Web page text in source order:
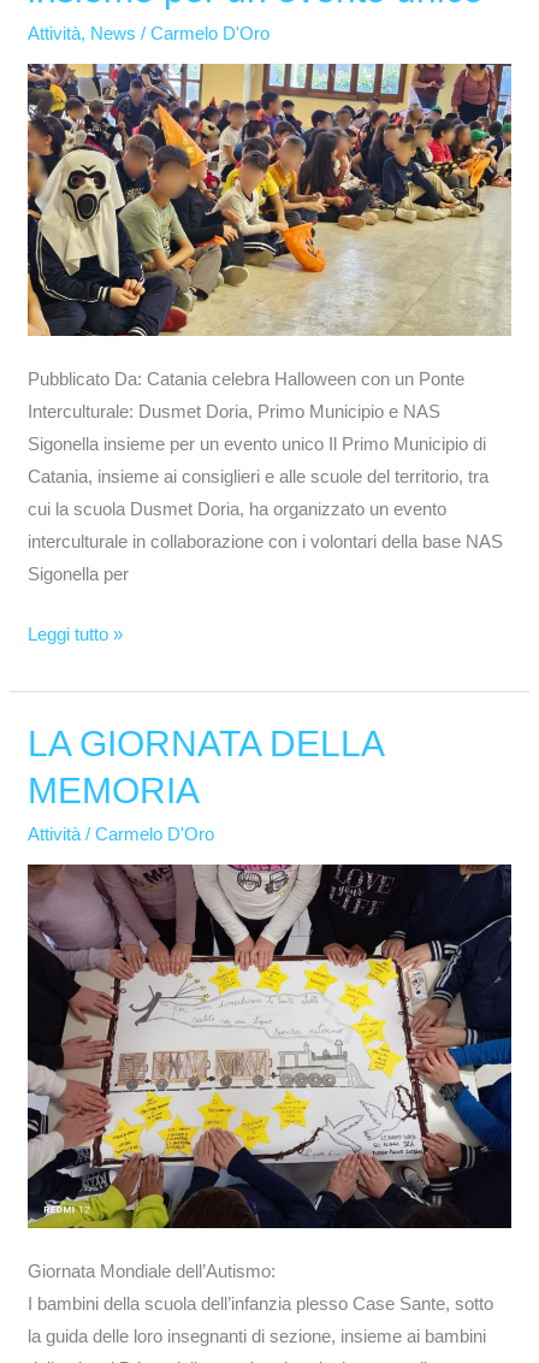
Attività, News /Carmelo D'Oro
Pubblicato Da: Catania celebra Halloween con un Ponte
Interculturale: Dusmet Doria, Primo Municipio e NAS
Sigonella insieme per un evento unico Il Primo Municipio di
Catania, insieme ai consiglieri e alle scuole del territorio, tra
cui la scuola Dusmet Doria, ha organizzato un evento
interculturale in collaborazione con i volontari della base NAS
Sigonella per
Primo
Municipio
e
NAS
Sigonella
insieme
per
un
unico
Leggi tutto »
LA GIORNATA DELLA
MEMORIA
Attività /Carmelo D'Oro
Giornata Mondiale dell’Autismo:
I bambini della scuola dell’infanzia plesso Case Sante, sotto
la guida delle loro insegnanti di sezione, insieme ai bambini
LA
DELLA
MEMORIA